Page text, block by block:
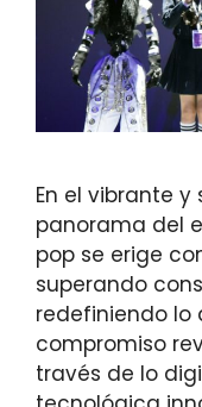
En el vibrante
panorama del
pop se erige
superando
redefiniendo lo
compromiso
través de lo